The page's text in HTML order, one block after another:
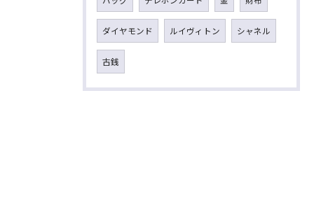
ダイヤモンド ルイヴィトン シャネル
古銭